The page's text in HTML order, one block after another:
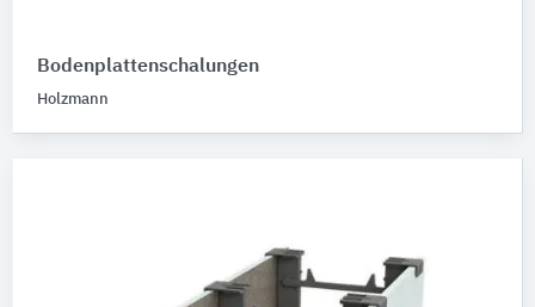
Bodenplattenschalungen
Holzmann